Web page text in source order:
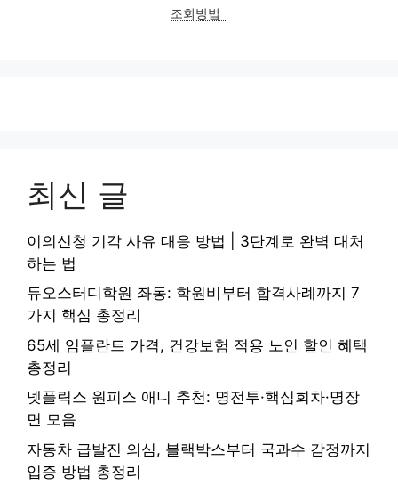
조회방법
최신 글
이의신청 기각 사유 대응 방법 | 3단계로 완벽 대처
하는 법
듀오스터디학원 좌동: 학원비부터 합격사례까지 7
가지 핵심 총정리
65세 임플란트 가격, 건강보험 적용 노인 할인 혜택
총정리
넷플릭스 원피스 애니 추천: 명전투·핵심회차·명장
면 모음
자동차 급발진 의심, 블랙박스부터 국과수 감정까지
입증 방법 총정리